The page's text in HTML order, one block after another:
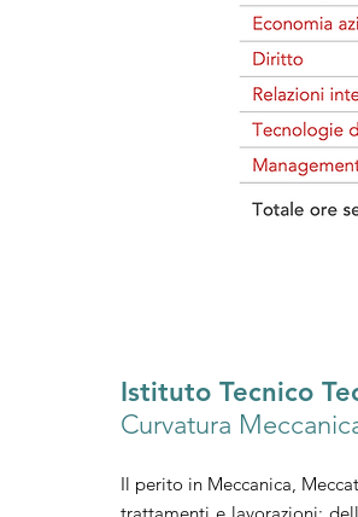
Istituto Tecnico
Curvatura
Il perito in Meccanica,